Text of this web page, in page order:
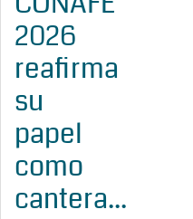
2026
reafirma
su
papel
como
cantera...